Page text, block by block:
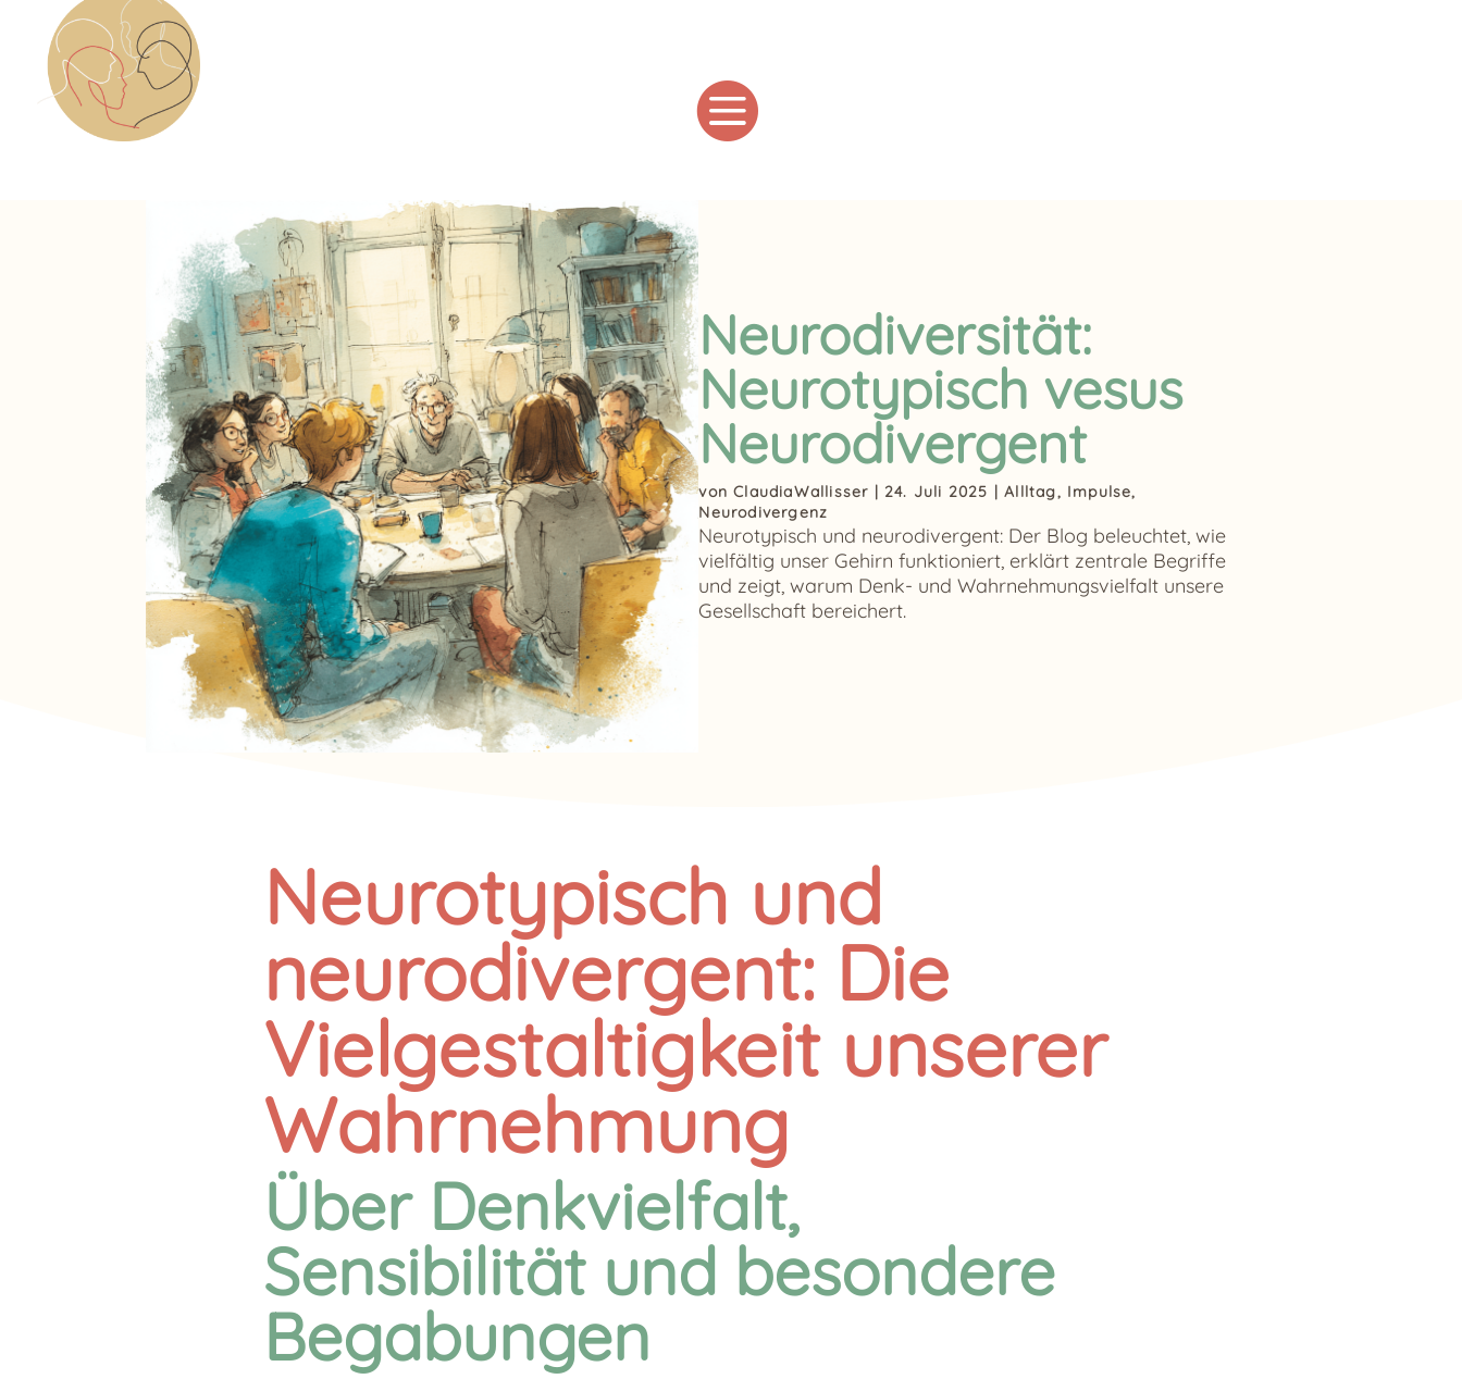

Neurodiversität:
Neurotypisch vesus
Neurodivergent
vonClaudiaWallisser | 24. Juli 2025 |Allltag, Impulse,
Neurodivergenz
Neurotypisch und neurodivergent: Der Blog beleuchtet, wie
vielfältig unser Gehirn funktioniert, erklärt zentrale Begriffe
und zeigt, warum Denk- und Wahrnehmungsvielfalt unsere
Gesellschaft bereichert.
Neurotypisch und
neurodivergent: Die
Vielgestaltigkeit unserer
Wahrnehmung
Über Denkvielfalt,
Sensibilität und besondere
Begabungen